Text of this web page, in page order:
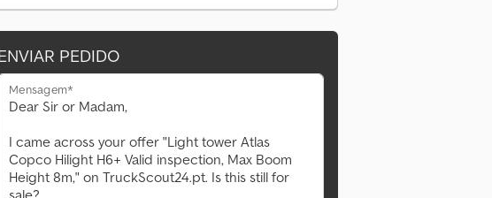
PEDIDO
Mensagem*